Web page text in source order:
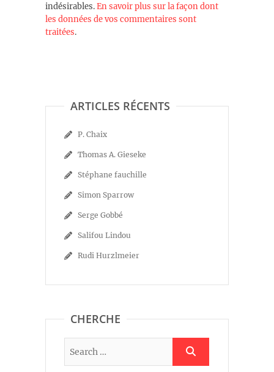
indésirables.En savoir plus sur la façon dont
les données de vos commentaires sont
traitées.
ARTICLES RÉCENTS
P. Chaix
Thomas A. Gieseke
Stéphane fauchille
Simon Sparrow
Serge Gobbé
Salifou Lindou
Rudi Hurzlmeier
CHERCHE